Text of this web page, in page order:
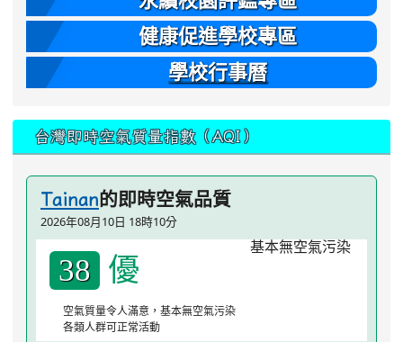
健康促進學校專區
學校行事曆
台灣即時空氣質量指數（AQI）
Tainan的即時空氣品質
2026年08月10日 18時10分
38 優
空氣質量令人滿意，基本無空氣污染
各類人群可正常活動